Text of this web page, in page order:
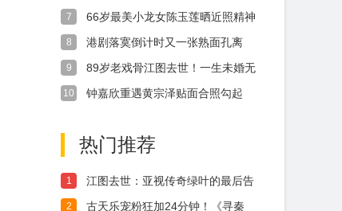
7
66岁最美小龙女陈玉莲晒近照精神
8
港剧落寞倒计时又一张熟面孔离
9
89岁老戏骨江图去世！一生未婚无
10
钟嘉欣重遇黄宗泽贴面合照勾起
热门推荐
1
江图去世：亚视传奇绿叶的最后告
2
古天乐宠粉狂加24分钟！《寻秦